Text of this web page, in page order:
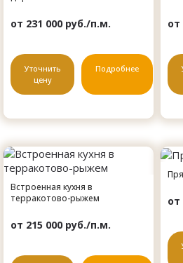
от 231 000 руб./п.м.
Уточнить
цену
Подробнее
от
Встроенная кухня в
терракотово-рыжем
от 215 000 руб./п.м.
от